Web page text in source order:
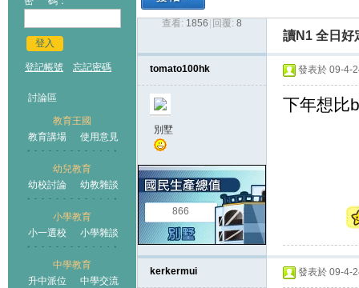
登入
登記帳號 忘記密碼
討論區
教育王國
教育講場
使用意見
幼兒教育
幼校討論
幼教雜談
小學教育
小一選校
小學雜談
中學教育
升中派位
中學交流
王國
›
查看: 1856 回覆: 8
讀N1 全日好
tomato100hk
別墅
866
發表於 09-4-
下年想比
kerkermui 發表於 09-4-